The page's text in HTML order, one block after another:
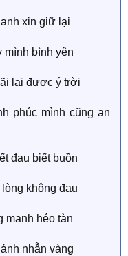
xin giữ lại
mình bình yên
lại được ý trời
phúc mình cũng an
đau biết buồn
không đau
manh héo tàn
nhẫn vàng